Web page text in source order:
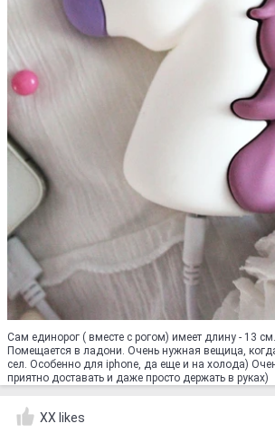
Сам единорог ( вместе с рогом) имеет длину - 13
Помещается в ладони. Очень нужная вещица,
сел. Особенно для iphone, да еще и на холода)
приятно доставать и даже просто держать в руках)
XX likes